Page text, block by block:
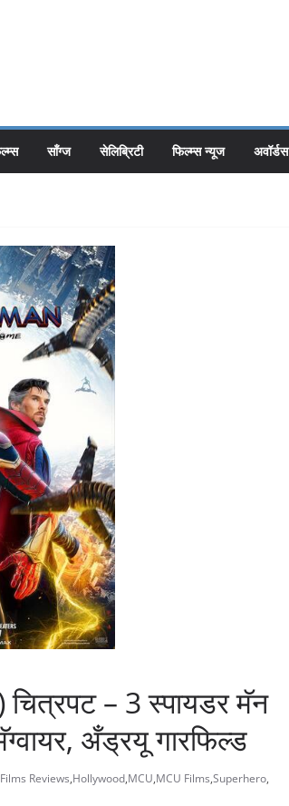
सॉंग्ज सेलिब्रिटी फिल्म्स न्यूज अवॉर्डस
चित्रपट – 3 स्पायडर मॅन
अँड्रयू गारफिल्ड
Films Reviews,Hollywood,MCU,MCU Films,Superhero,